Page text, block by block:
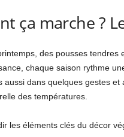
ça marche ?
des pousses tendres
chaque saison rythme
aussi dans quelques gestes
des températures.
les éléments clés du décor